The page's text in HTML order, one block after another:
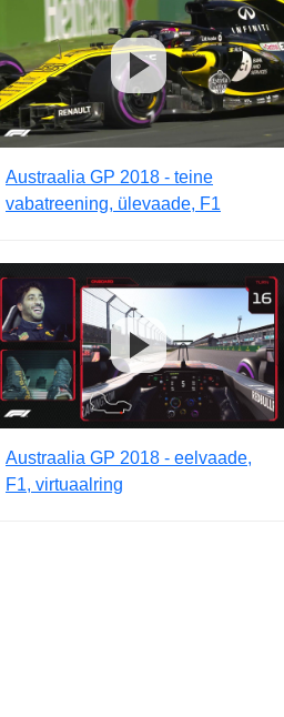
Austraalia GP 2018 - teine
vabatreening, ülevaade, F1
Austraalia GP 2018 - eelvaade,
F1, virtuaalring